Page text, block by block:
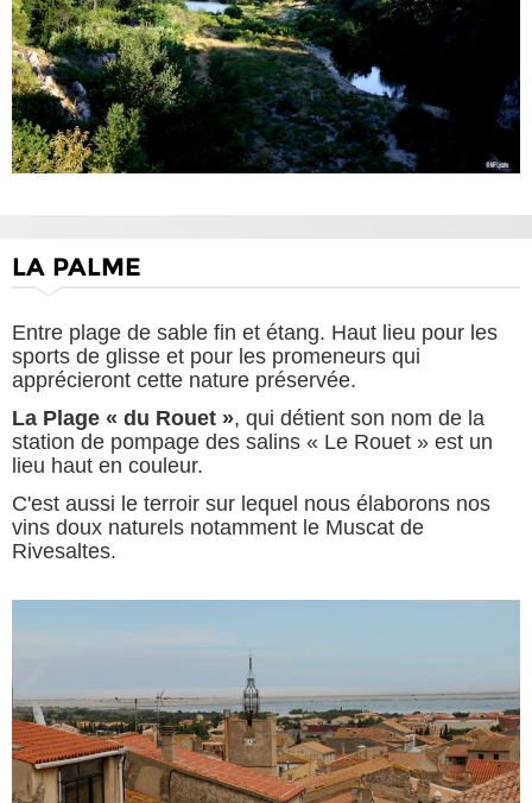
LA PALME
Entre plage de sable fin et étang. Haut lieu pour les
sports de glisse et pour les promeneurs qui
apprécieront cette nature préservée.
La Plage « du Rouet », qui détient son nom de la
station de pompage des salins « Le Rouet » est un
lieu haut en couleur.
C'est aussi le terroir sur lequel nous élaborons nos
vins doux naturels notamment le Muscat de
Rivesaltes.